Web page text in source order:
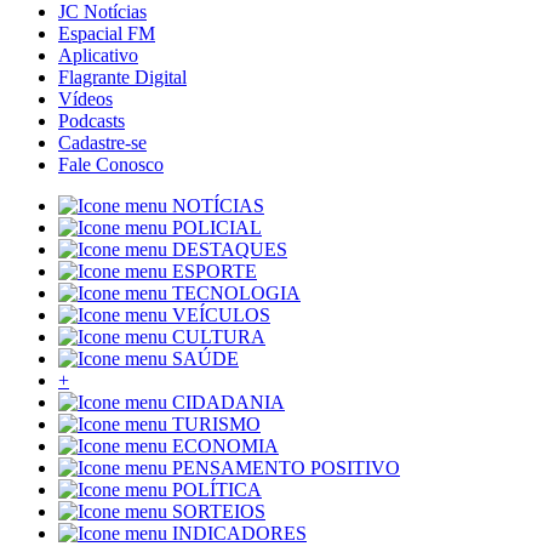
JC Notícias
Espacial FM
Aplicativo
Flagrante Digital
Vídeos
Podcasts
Cadastre-se
Fale Conosco
NOTÍCIAS
POLICIAL
DESTAQUES
ESPORTE
TECNOLOGIA
VEÍCULOS
CULTURA
SAÚDE
+
CIDADANIA
TURISMO
ECONOMIA
PENSAMENTO POSITIVO
POLÍTICA
SORTEIOS
INDICADORES